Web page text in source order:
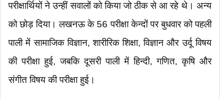
परीक्षार्थियों ने उन्हीं सवालों को किया जो ठीक से आ रहे थे। अन्य
को छोड़ दिया। लखनऊ के 56 परीक्षा केन्दों पर बुधवार को पहली
पाली में सामाजिक विज्ञान, शारीरिक शिक्षा, विज्ञान और उर्दू विषय
की परीक्षा हुई, जबकि दूसरी पाली में हिन्दी, गणित, कृषि और
संगीत विषय की परीक्षा हुई।